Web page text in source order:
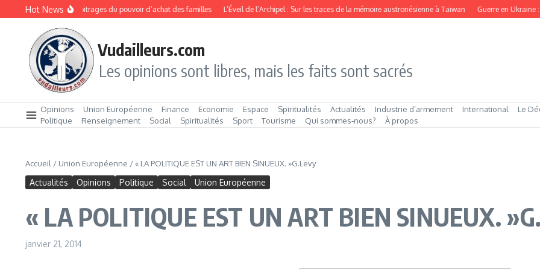
Aller au contenu
Hot News
2026 : les arbitrages du pouvoir d’achat des familles L’Éveil de l’Archipel : Sur les traces de la mémoire austronésienne à Taïwan Guerre en Ukraine : la
Vudailleurs.com
Les opinions sont libres, mais les faits sont sacrés
Opinions Union Européenne Finance Economie Espace Spiritualités Actualités Industrie d’armement International Le
Politique
Renseignement Social Spiritualités Sport Tourisme Qui sommes‑nous? À propos
Accueil / Union Européenne /« LA POLITIQUE EST UN ART BIEN SINUEUX. »G.Levy
Actualités Opinions Politique Social Union Européenne
« LA POLITIQUE EST UN ART BIEN SINUEUX.
janvier 21, 2014